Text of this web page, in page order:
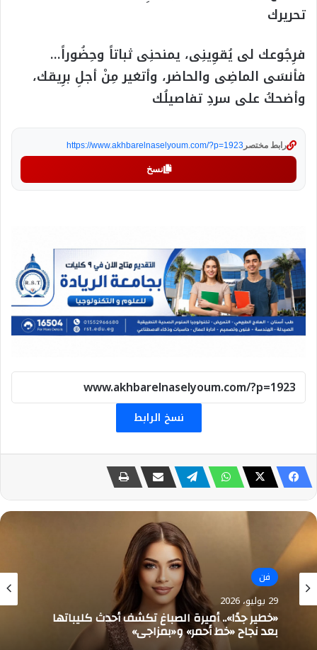
تحريرك
فرِجُوعك لى يُقوِينِى، يمنحنِى ثباتاً وحِضُوراً…
فأنسَى الماضِى والحاضر، وأتغير مِنْ أجلِ برِيقك،
وأضحكُ على سردِ تفاصيلُك
رابط مختصر https://www.akhbarelnaselyoum.com/?p=1923
نسخ
نسخ الرابط
فن
29 يوليو، 2026
الثقافة
27 يوليو، 2026
وسط حضور جماهيري كبير : عروض تراثية وتكريم
الرواد في إفتتاح الدورة الرابعة لملتقي
السمسمية بالإسماعيلية